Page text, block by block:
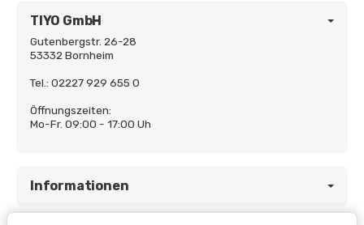
TIYO GmbH
Gutenbergstr. 26-28
53332 Bornheim
Tel.: 02227 929 655 0
Öffnungszeiten:
Mo-Fr. 09:00 - 17:00 Uh
Informationen